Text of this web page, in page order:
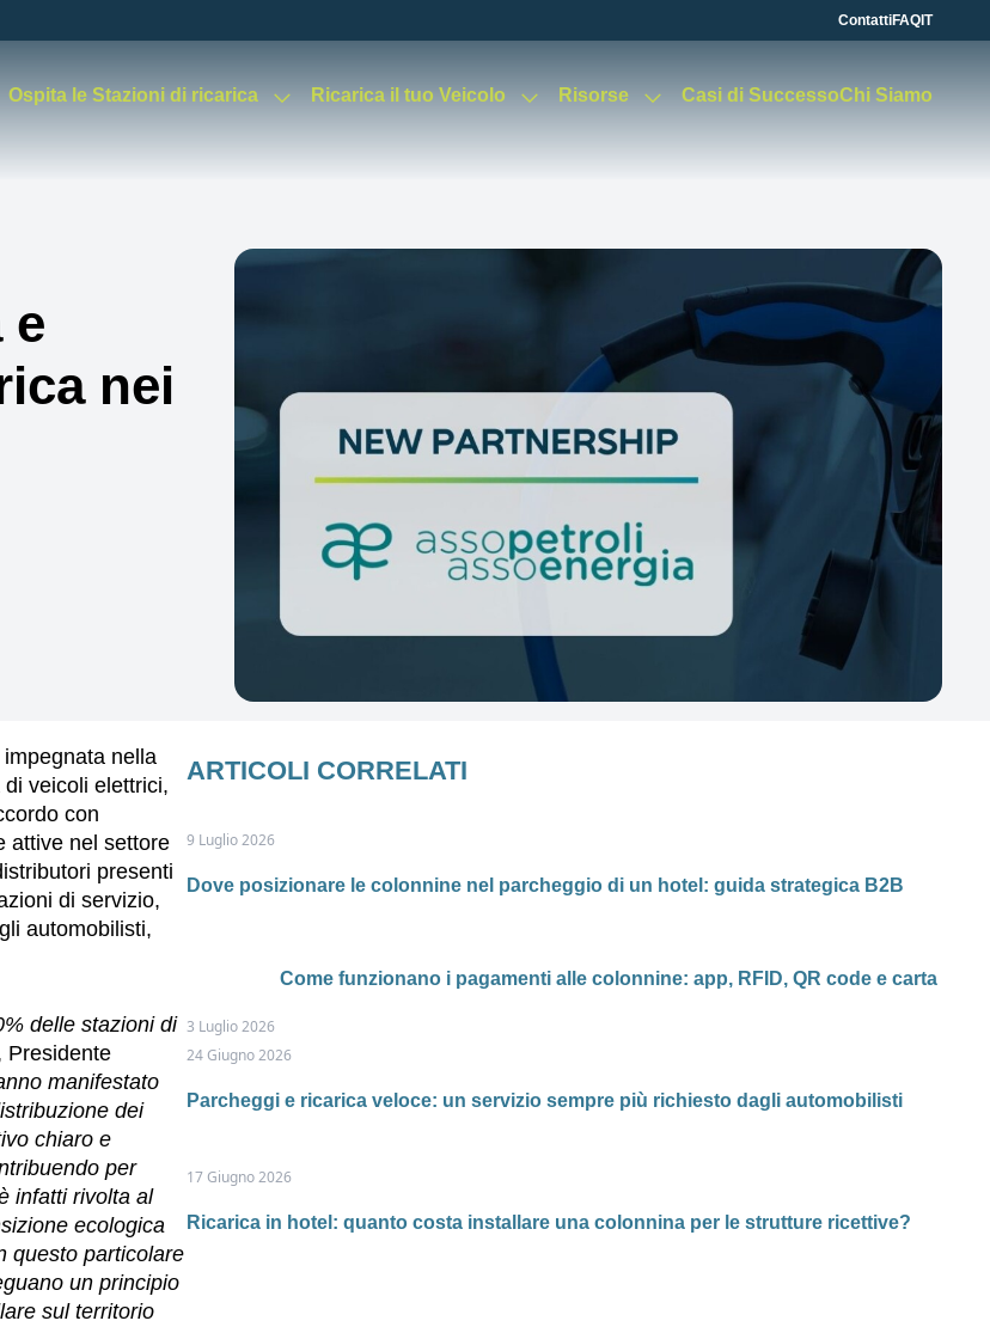
ContattiFAQ IT
Ospita le Stazioni di ricarica Ricarica il tuo Veicolo Risorse Casi di SuccessoChi Siamo
e
nei
nella
veicoli elettrici,
con
attive nel settore
presenti
di servizio,
automobilisti,
delle stazioni di
Presidente
manifestato
dei
chiaro e
per
infatti rivolta al
ecologica
questo particolare
un principio
sul territorio
ARTICOLI CORRELATI
9 Luglio 2026
Dove posizionare le colonnine nel parcheggio di un hotel: guida strategica B2B
3 Luglio 2026
Come funzionano i pagamenti alle colonnine: app, RFID, QR code e carta
24 Giugno 2026
Parcheggi e ricarica veloce: un servizio sempre più richiesto dagli automobilisti
17 Giugno 2026
Ricarica in hotel: quanto costa installare una colonnina per le strutture ricettive?